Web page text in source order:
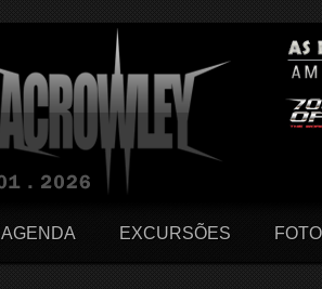
AGENDA EXCURSÕES